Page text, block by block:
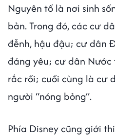
Nguyên tố là nơi sinh
bản. Trong đó, các cư
đễnh, hậu đậu; cư dân
đáng yêu; cư dân
rắc rối; cuối cùng là cư
người “nóng bỏng”.
Phía Disney cũng giới